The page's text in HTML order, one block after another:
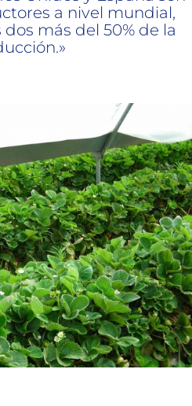
a nivel mundial,
más del 50% de la